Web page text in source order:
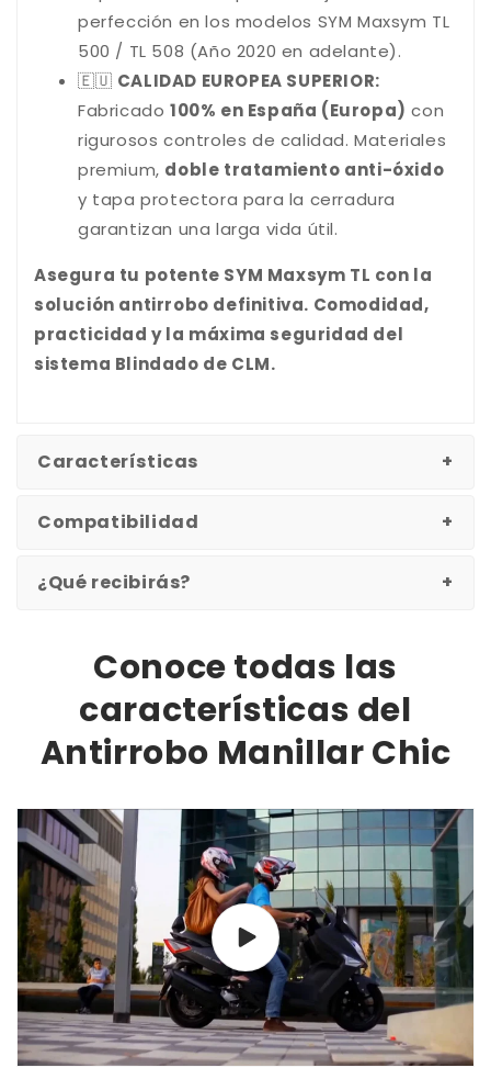
perfección en los modelos SYM Maxsym TL
500 / TL 508 (Año 2020 en adelante).
🇪🇺 CALIDAD EUROPEA SUPERIOR:
Fabricado 100% en España (Europa) con
rigurosos controles de calidad. Materiales
premium, doble tratamiento anti-óxido
y tapa protectora para la cerradura
garantizan una larga vida útil.
Asegura tu potente SYM Maxsym TL con la
solución antirrobo definitiva. Comodidad,
practicidad y la máxima seguridad del
sistema Blindado de CLM.
Características
Compatibilidad
¿Qué recibirás?
Conoce todas las
características del
Antirrobo Manillar Chic